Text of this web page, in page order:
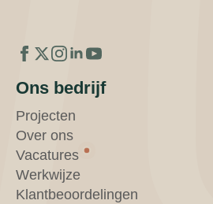
Ons bedrijf
Projecten
Over ons
Vacatures
Werkwijze
Klantbeoordelingen